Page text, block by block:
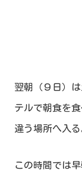
翌朝（９日）
テルで朝食を
違う場所へ入る
この時間では